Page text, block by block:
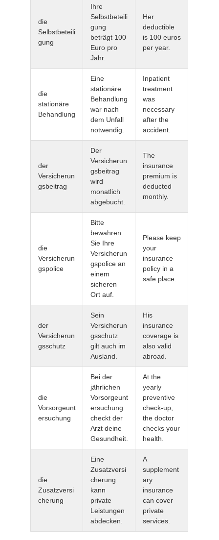
die
Selbstbeteili
gung
Ihre
Selbstbeteili
gung
beträgt 100
Euro pro
Jahr.
Her
deductible
is 100 euros
per year.
die
stationäre
Behandlung
Eine
stationäre
Behandlung
war nach
dem Unfall
notwendig.
Inpatient
treatment
was
necessary
after the
accident.
der
Versicherun
gsbeitrag
Der
Versicherun
gsbeitrag
wird
monatlich
abgebucht.
The
insurance
premium is
deducted
monthly.
die
Versicherun
gspolice
Bitte
bewahren
Sie Ihre
Versicherun
gspolice an
einem
sicheren
Ort auf.
Please keep
your
insurance
policy in a
safe place.
der
Versicherun
gsschutz
Sein
Versicherun
gsschutz
gilt auch im
Ausland.
His
insurance
coverage is
also valid
abroad.
die
Vorsorgeunt
ersuchung
Bei der
jährlichen
Vorsorgeunt
ersuchung
checkt der
Arzt deine
Gesundheit.
At the
yearly
preventive
check-up,
the doctor
checks your
health.
die
Zusatzversi
cherung
Eine
Zusatzversi
cherung
kann
private
Leistungen
abdecken.
A
supplement
ary
insurance
can cover
private
services.